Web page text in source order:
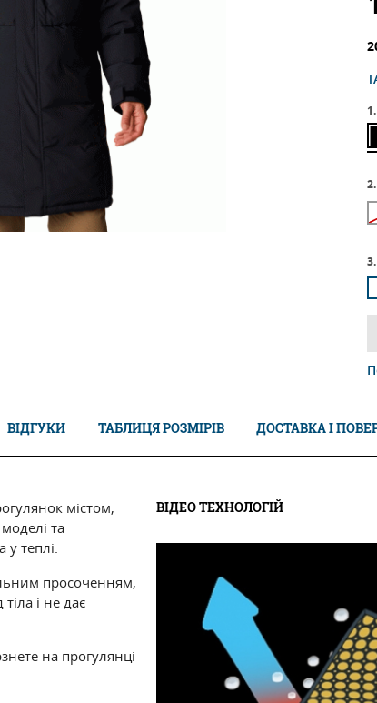
ВІДГУКИ ТАБЛИЦЯ РОЗМІРІВ ДОСТАВКА І
містом,
та
у теплі.
просоченням,
і не дає
на прогулянці
ВІДЕО ТЕХНОЛОГІЙ